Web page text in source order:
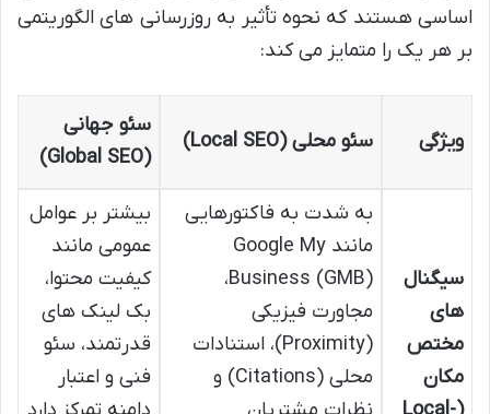
اساسی هستند که نحوه تأثیر به روزرسانی های الگوریتمی
بر هر یک را متمایز می کند:
ویژگی سئو محلی (Local SEO)
سئو جهانی
(Global SEO)
سیگنال
های
مختص
مکان
به شدت به فاکتورهایی
مانند Google My
Business (GMB)،
مجاورت فیزیکی
(Proximity)، استنادات
محلی (Citations) و
بیشتر بر عوامل
عمومی مانند
کیفیت محتوا،
بک لینک های
قدرتمند، سئو
فنی و اعتبار